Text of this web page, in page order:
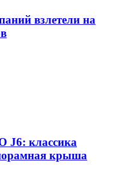
взлетели на
J6: классика
крыша